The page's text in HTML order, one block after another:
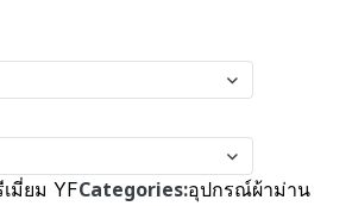
มี่ยม YFCategories:อุปกรณ์ผ้าม่าน